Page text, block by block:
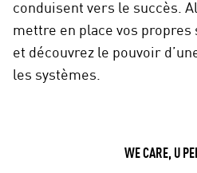
conduisent vers le succès.
mettre en place vos propres
et découvrez le pouvoir
les systèmes.
WE CARE, U